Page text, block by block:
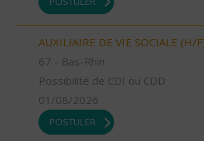
AUXILIAIRE DE VIE SOCIALE (H/
67 - Bas-Rhin
Possibilité de CDI ou CDD
01/08/2026
POSTULER